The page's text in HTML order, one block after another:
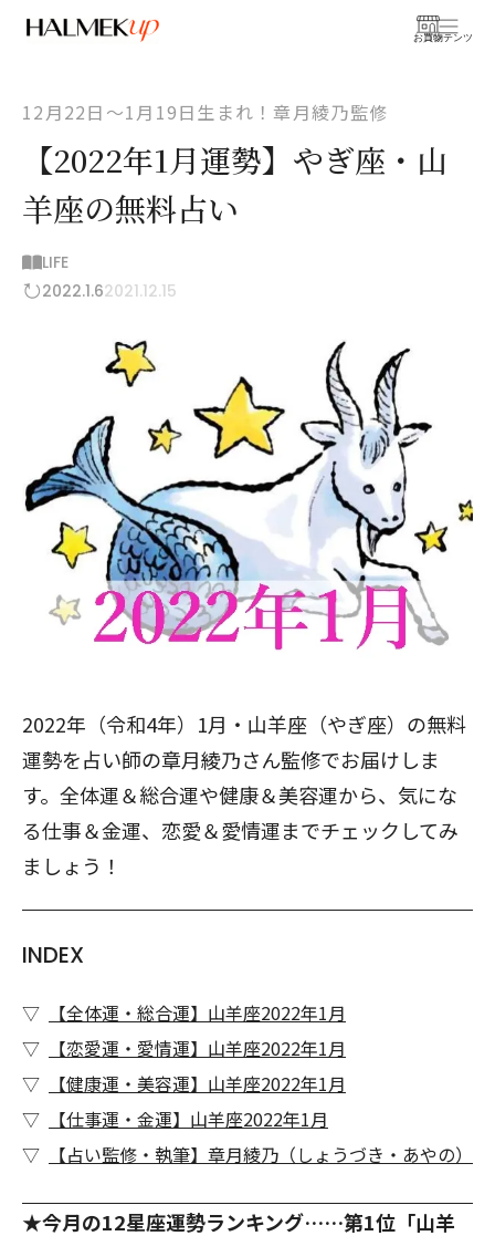
お買物
コンテンツ
12月22日〜1月19日生まれ！章月綾乃監修
【2022年1月運勢】やぎ座・山
羊座の無料占い
LIFE
2022.1.62021.12.15
2022年（令和4年）1月・山羊座（やぎ座）の無料
運勢を占い師の章月綾乃さん監修でお届けしま
す。全体運＆総合運や健康＆美容運から、気にな
る仕事＆金運、恋愛＆愛情運までチェックしてみ
ましょう！
INDEX
【全体運・総合運】山羊座2022年1月
【恋愛運・愛情運】山羊座2022年1月
【健康運・美容運】山羊座2022年1月
【仕事運・金運】山羊座2022年1月
【占い監修・執筆】章月綾乃（しょうづき・あやの）
★今月の12星座運勢ランキング……第1位「山羊